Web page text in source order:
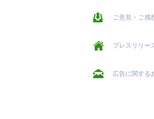
ご意見・ご感
プレスリリー
広告に関する